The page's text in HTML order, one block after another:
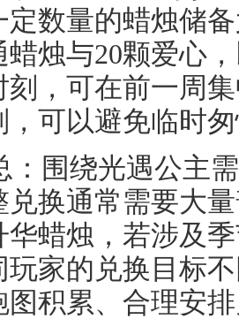
数量的蜡烛储
蜡烛与20颗爱心
刻，可在前一周
，可以避免临时
：围绕光遇公主
兑换通常需要大
华蜡烛，若涉及
玩家的兑换目标
图积累、合理安